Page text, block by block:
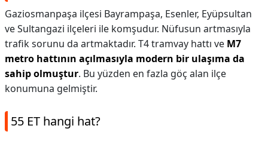
Gaziosmanpaşa ilçesi Bayrampaşa, Esenler, Eyüpsultan
ve Sultangazi ilçeleri ile komşudur. Nüfusun artmasıyla
trafik sorunu da artmaktadır. T4 tramvay hattı ve M7
metro hattının açılmasıyla modern bir ulaşıma da
sahip olmuştur. Bu yüzden en fazla göç alan ilçe
konumuna gelmiştir.
55 ET hangi hat?